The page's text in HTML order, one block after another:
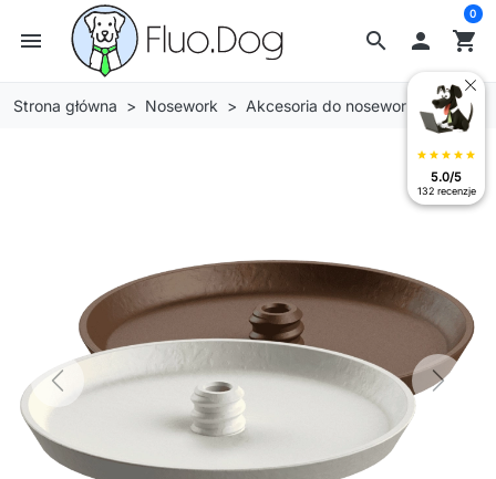
search
menu  shopping_cart
0
Strona główna Nosework Akcesoria do nosework
Previous Next
star star star star star
5.0/5
132 recenzje